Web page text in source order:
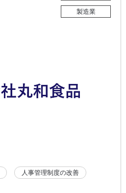
製造業
人事管理制度の改善